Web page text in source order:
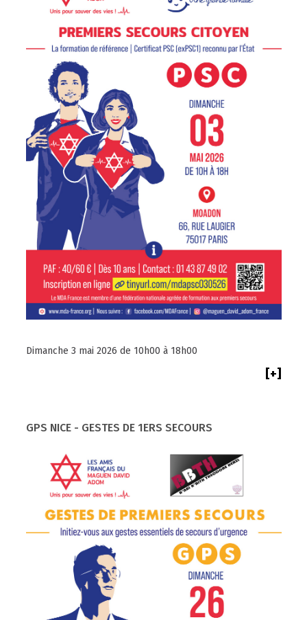
Dimanche 3 mai 2026 de 10h00 à 18h00
[+]
GPS NICE - GESTES DE 1ERS SECOURS